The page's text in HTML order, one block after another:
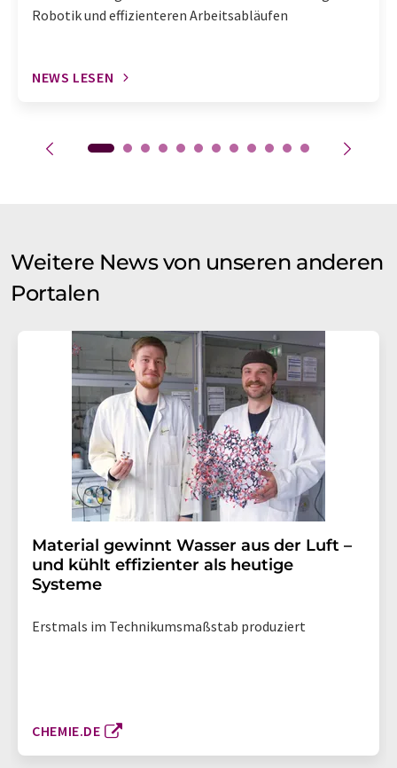
Robotik und effizienteren Arbeitsabläufen
NEWS LESEN
Weitere News von unseren anderen
Portalen
Material gewinnt Wasser aus der Luft –
und kühlt effizienter als heutige
Systeme
Erstmals im Technikumsmaßstab produziert
CHEMIE.DE